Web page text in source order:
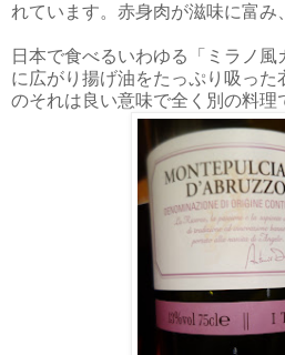
れています。赤身肉が滋味に富み
日本で食べるいわゆる「ミラノ風
に広がり揚げ油をたっぷり吸っ
のそれは良い意味で全く別の料理